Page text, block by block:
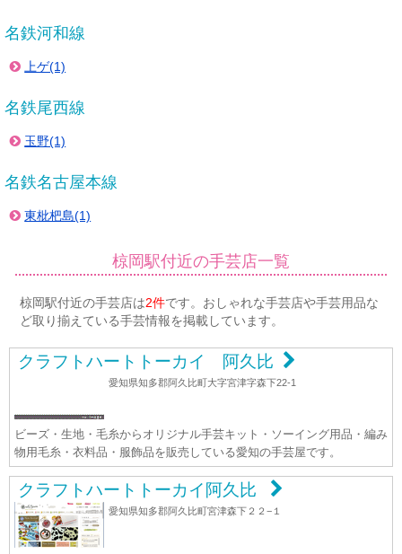
名鉄河和線
上ゲ(1)
名鉄尾西線
玉野(1)
名鉄名古屋本線
東枇杷島(1)
椋岡駅付近の手芸店一覧
椋岡駅付近の手芸店は2件です。おしゃれな手芸店や手芸用品な
ど取り揃えている手芸情報を掲載しています。
クラフトハートトーカイ 阿久比
愛知県知多郡阿久比町大字宮津字森下22-1
ビーズ・生地・毛糸からオリジナル手芸キット・ソーイング用品・編み
物用毛糸・衣料品・服飾品を販売している愛知の手芸屋です。
クラフトハートトーカイ阿久比
愛知県知多郡阿久比町宮津森下２２−１